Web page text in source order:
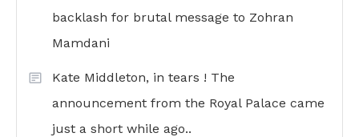
backlash for brutal message to Zohran
Mamdani
Kate Middleton, in tears ! The
announcement from the Royal Palace came
just a short while ago..